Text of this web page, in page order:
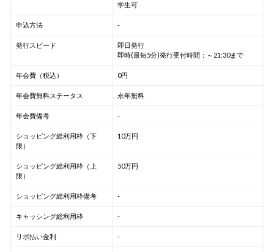
学生可
申込方法 -
発行スピード
即日発行
即時(最短5分)発行受付時間：～21:30まで
年会費（税込） 0円
年会費無料ステータス 永年無料
年会費備考 -
ショッピング総利用枠（下
限）
10万円
ショッピング総利用枠（上
限）
50万円
ショッピング総利用枠備考 -
キャッシング総利用枠 -
リボ払い金利 -